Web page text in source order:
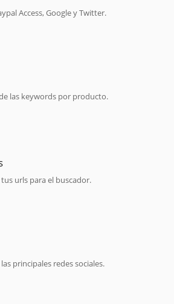
Access, Google y Twitter.
las keywords por producto.
urls para el buscador.
principales redes sociales.